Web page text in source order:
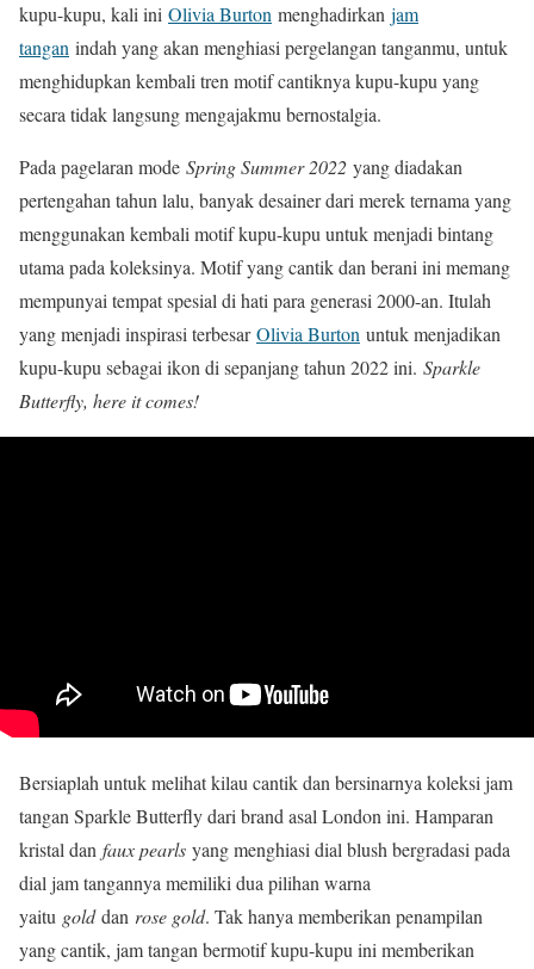
kupu-kupu, kali ini Olivia Burton menghadirkan jam
tangan indah yang akan menghiasi pergelangan tanganmu, untuk
menghidupkan kembali tren motif cantiknya kupu-kupu yang
secara tidak langsung mengajakmu bernostalgia.
Pada pagelaran mode Spring Summer 2022 yang diadakan
pertengahan tahun lalu, banyak desainer dari merek ternama yang
menggunakan kembali motif kupu-kupu untuk menjadi bintang
utama pada koleksinya. Motif yang cantik dan berani ini memang
mempunyai tempat spesial di hati para generasi 2000-an. Itulah
yang menjadi inspirasi terbesarOlivia Burton untuk menjadikan
kupu-kupu sebagai ikon di sepanjang tahun 2022 ini. Sparkle
Butterfly, here it comes!
Bersiaplah untuk melihat kilau cantik dan bersinarnya koleksi jam
tangan Sparkle Butterfly dari brand asal London ini. Hamparan
kristal dan faux pearls yang menghiasi dial blush bergradasi pada
dial jam tangannya memiliki dua pilihan warna
yaitu golddan rose gold. Tak hanya memberikan penampilan
yang cantik, jam tangan bermotif kupu-kupu ini memberikan